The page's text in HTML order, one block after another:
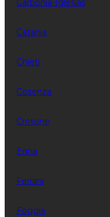
Carbonia-Iglesias
Catania
Chieti
Cosenza
Crotone
Enna
Ferrara
Foggia